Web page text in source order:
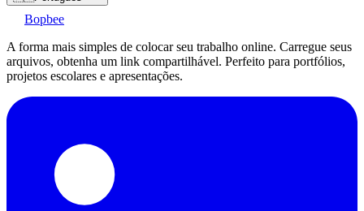
Bopbee
A forma mais simples de colocar seu trabalho online. Carregue seus
arquivos, obtenha um link compartilhável. Perfeito para portfólios,
projetos escolares e apresentações.